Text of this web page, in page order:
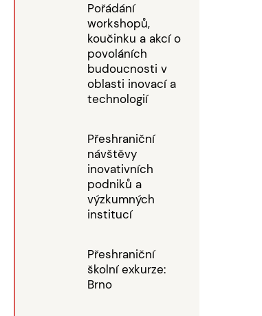
Pořádání
workshopů,
koučinku a akcí o
povoláních
budoucnosti v
oblasti inovací a
technologií
Přeshraniční
návštěvy
inovativních
podniků a
výzkumných
institucí
Přeshraniční
školní exkurze:
Brno